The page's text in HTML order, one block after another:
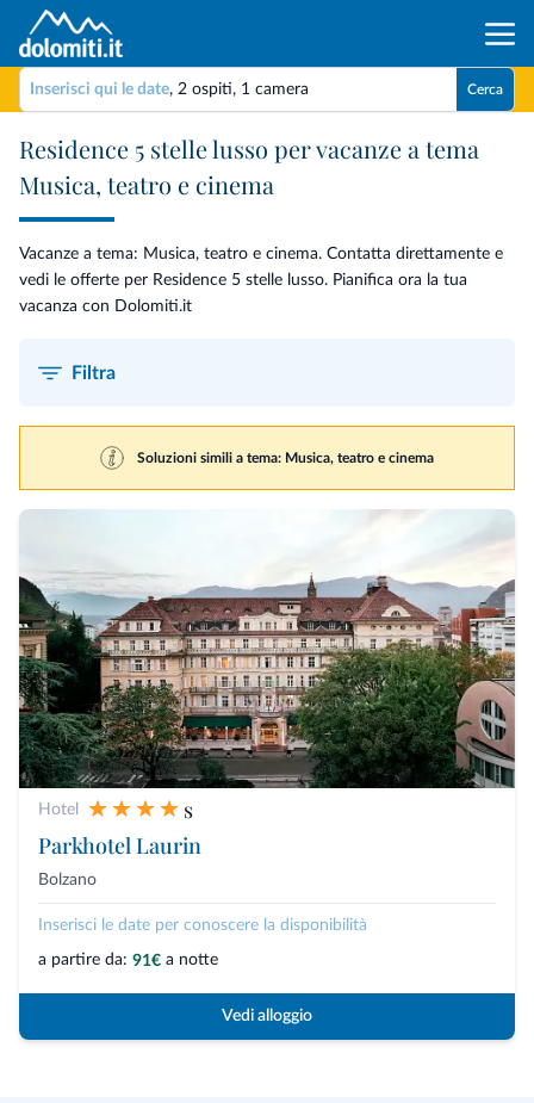
Inserisci qui le date, 2 ospiti, 1 camera Cerca
Residence 5 stelle lusso per vacanze a tema
Musica, teatro e cinema
Vacanze a tema: Musica, teatro e cinema. Contatta direttamente e
vedi le offerte per Residence 5 stelle lusso. Pianifica ora la tua
vacanza con Dolomiti.it
Filtra
Soluzioni simili a tema: Musica, teatro e cinema
Hotel
s
Parkhotel Laurin
Bolzano
Inserisci le date per conoscere la disponibilità
a partire da: 91€ a notte
Vedi alloggio